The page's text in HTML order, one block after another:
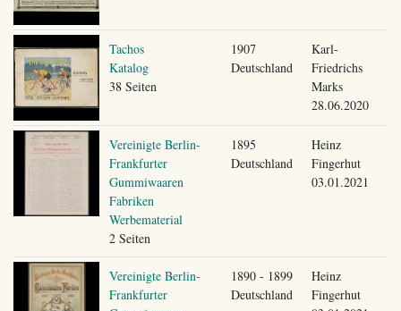
Tachos
Katalog
38 Seiten
1907
Deutschland
Karl-
Friedrichs
Marks
28.06.2020
Vereinigte Berlin-
Frankfurter
Gummiwaaren
Fabriken
Werbematerial
2 Seiten
1895
Deutschland
Heinz
Fingerhut
03.01.2021
Vereinigte Berlin-
Frankfurter
1890 - 1899
Deutschland
Heinz
Fingerhut